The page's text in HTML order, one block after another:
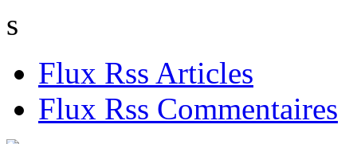
s
Flux Rss Articles
Flux Rss Commentaires